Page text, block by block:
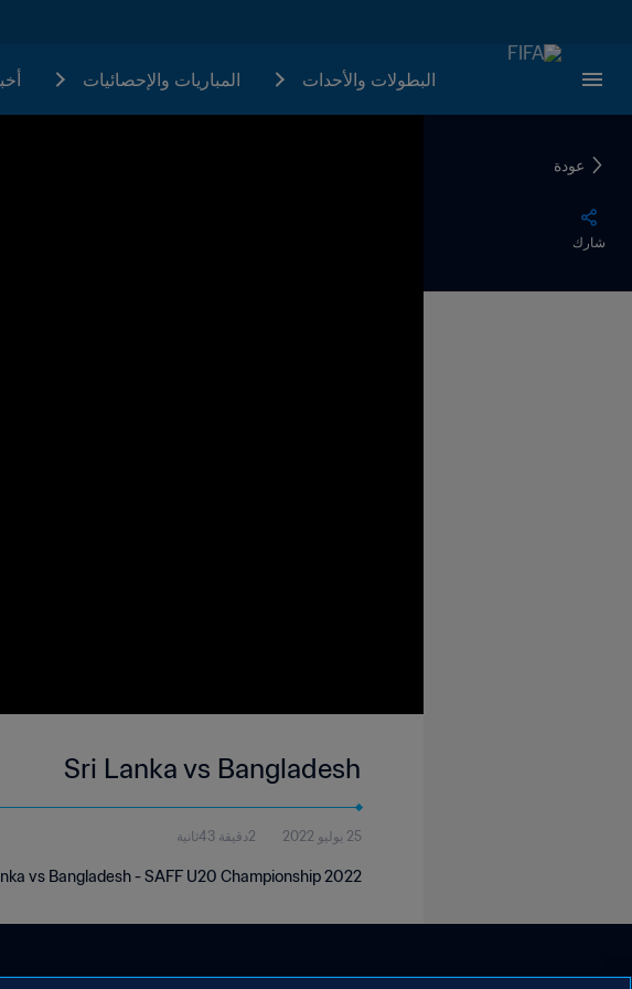
البطولات والأحدات المباريات والإحصائيات
عودة
شارك
Sri Lanka vs Bangladesh
25 يوليو 2022 2دقيقة 43ثانية
vs Bangladesh - SAFF U20 Championship 2022.